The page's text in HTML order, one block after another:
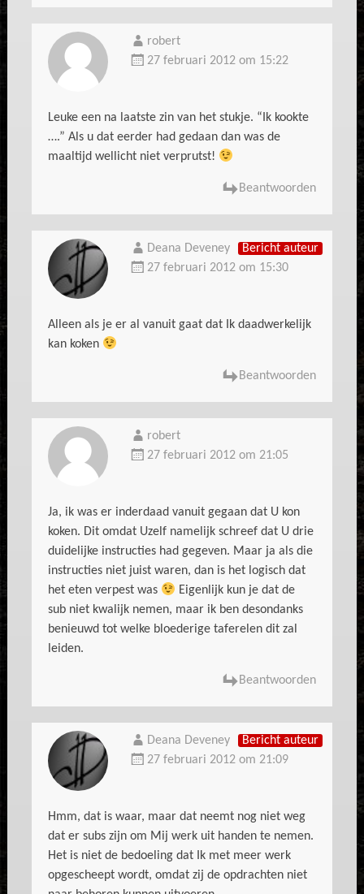
robert
27 februari 2012 om 15:22
Leuke een na laatste zin van het stukje. “Ik kookte
….” Als u dat eerder had gedaan dan was de
maaltijd wellicht niet verprutst!
Beantwoorden
Deana Deveney
Bericht auteur
27 februari 2012 om 15:30
Alleen als je er al vanuit gaat dat Ik daadwerkelijk
kan koken
Beantwoorden
robert
27 februari 2012 om 21:05
Ja, ik was er inderdaad vanuit gegaan dat U kon
koken. Dit omdat Uzelf namelijk schreef dat U drie
duidelijke instructies had gegeven. Maar ja als die
instructies niet juist waren, dan is het logisch dat
het eten verpest was
Eigenlijk kun je dat de
sub niet kwalijk nemen, maar ik ben desondanks
benieuwd tot welke bloederige taferelen dit zal
leiden.
Beantwoorden
Deana Deveney
Bericht auteur
27 februari 2012 om 21:09
Hmm, dat is waar, maar dat neemt nog niet weg
dat er subs zijn om Mij werk uit handen te nemen.
Het is niet de bedoeling dat Ik met meer werk
opgescheept wordt, omdat zij de opdrachten niet